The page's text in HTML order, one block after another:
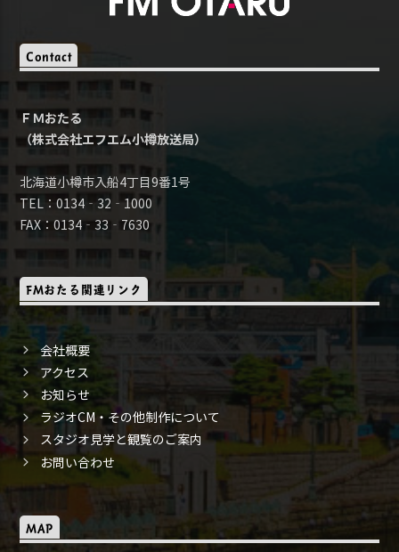
Contact
ＦＭおたる
（株式会社エフエム小樽放送局）
北海道小樽市入船4丁目9番1号
TEL：0134‐32‐1000
FAX：0134‐33‐7630
FMおたる関連リンク
会社概要
アクセス
お知らせ
ラジオCM・その他制作について
スタジオ見学と観覧のご案内
お問い合わせ
MAP